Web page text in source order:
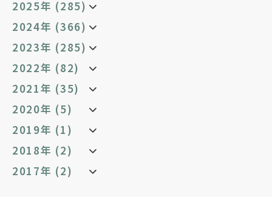
2025年 (285)
2024年 (366)
2023年 (285)
2022年 (82)
2021年 (35)
2020年 (5)
2019年 (1)
2018年 (2)
2017年 (2)